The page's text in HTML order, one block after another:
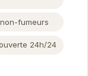
fumeurs
24h/24